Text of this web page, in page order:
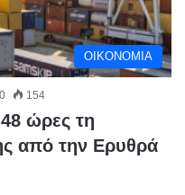
ΟΙΚΟΝΟΜΙΑ
0 154
ώρες τη
από την Ερυθρά